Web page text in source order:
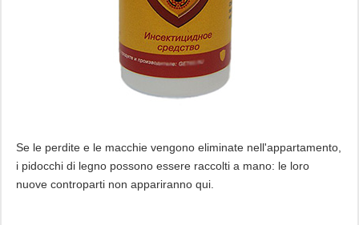
Se le perdite e le macchie vengono eliminate nell'appartamento,
i pidocchi di legno possono essere raccolti a mano: le loro
nuove controparti non appariranno qui.